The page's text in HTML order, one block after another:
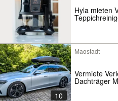
Hyla mieten
10
Magstadt
Vermiete
Dachträger